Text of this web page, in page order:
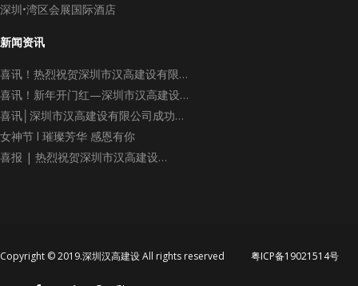
深圳•湾区会展国际酒店
新闻资讯
喜讯！热烈祝贺深圳市汉高建设有限…
喜讯！新年开门红—深圳市汉高建设…
喜讯│深圳市汉高建设有限公司成功…
女神节 l 璀璨芳华 感恩有你
喜报 | 热烈祝贺深圳市汉高建设…
Copyright © 2019.深圳汉高建设 All rights reserved 粤ICP备19021514号